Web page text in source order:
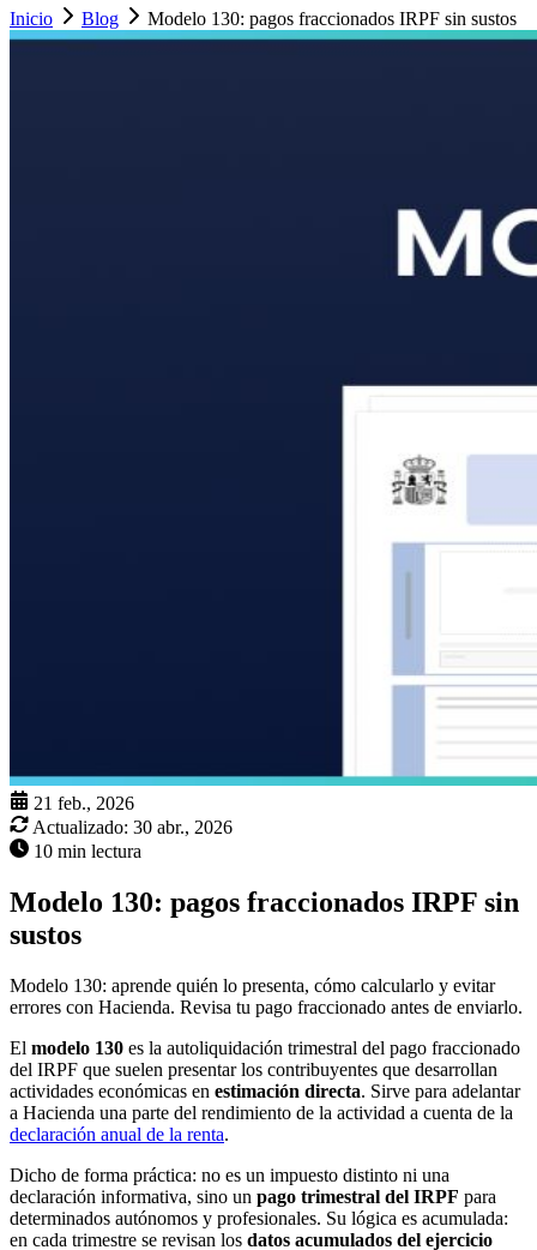
Inicio Blog Modelo 130: pagos fraccionados IRPF sin sustos
21 feb., 2026
Actualizado: 30 abr., 2026
10 min lectura
Modelo 130: pagos fraccionados IRPF sin
sustos
Modelo 130: aprende quién lo presenta, cómo calcularlo y evitar
errores con Hacienda. Revisa tu pago fraccionado antes de enviarlo.
El modelo 130 es la autoliquidación trimestral del pago fraccionado
del IRPF que suelen presentar los contribuyentes que desarrollan
actividades económicas en estimación directa. Sirve para adelantar
a Hacienda una parte del rendimiento de la actividad a cuenta de la
declaración anual de la renta.
Dicho de forma práctica: no es un impuesto distinto ni una
declaración informativa, sino un pago trimestral del IRPF para
determinados autónomos y profesionales. Su lógica es acumulada:
en cada trimestre se revisan los datos acumulados del ejercicio